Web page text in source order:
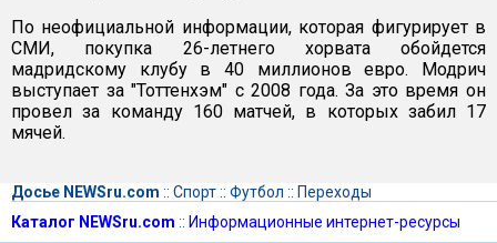
По неофициальной информации, которая фигурирует в
СМИ, покупка 26-летнего хорвата обойдется
мадридскому клубу в 40 миллионов евро. Модрич
выступает за "Тоттенхэм" с 2008 года. За это время он
провел за команду 160 матчей, в которых забил 17
мячей.
Досье NEWSru.com :: Спорт:: Футбол :: Переходы
Каталог NEWSru.com :: Информационные интернет-ресурсы